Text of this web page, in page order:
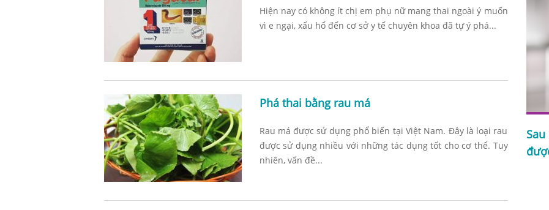
Hiện nay có không ít chị em phụ nữ mang thai ngoài ý muốn
vì e ngại, xấu hổ đến cơ sở y tế chuyên khoa đã tự ý phá...
Phá thai bằng rau má
Rau má được sử dụng phổ biến tại Việt Nam. Đây là loại rau
được sử dụng nhiều với những tác dụng tốt cho cơ thể. Tuy
nhiên, vấn đề...
Sau phá thai có nên uống thuốc
tránh thai?
Sau phá thai bao lâu thì có kinh trở
lại?